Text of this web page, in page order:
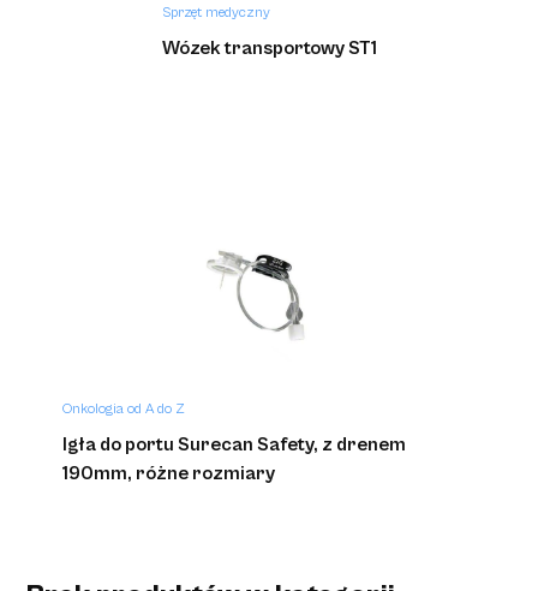
Sprzęt medyczny
Wózek transportowy ST1
Onkologia od A do Z
Igła do portu Surecan Safety, z drenem
190mm, różne rozmiary